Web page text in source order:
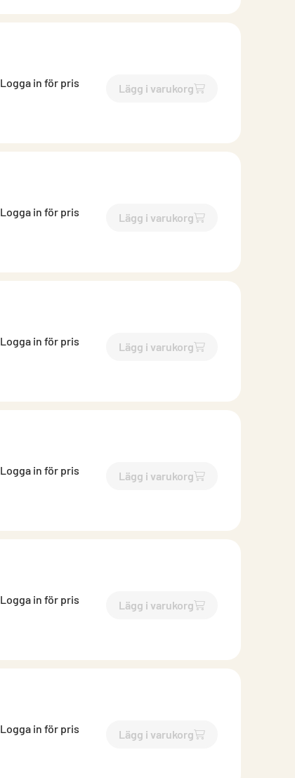
Logga in för pris Lägg i varukorg
`$Lägg till
Logga in för pris Lägg i varukorg
`$Lägg till
Logga in för pris Lägg i varukorg
`$Lägg till
Logga in för pris Lägg i varukorg
`$Lägg till
Logga in för pris Lägg i varukorg
`$Lägg till
Logga in för pris Lägg i varukorg
`$Lägg till